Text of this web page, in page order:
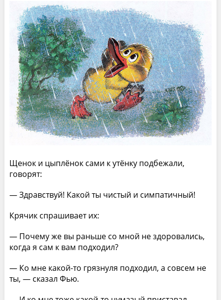
Щенок и цыплёнок сами к утёнку подбежали,
говорят:
— Здравствуй! Какой ты чистый и симпатичный!
Крячик спрашивает их:
— Почему же вы раньше со мной не здоровались,
когда я сам к вам подходил?
— Ко мне какой-то грязнуля подходил, а совсем не
ты, — сказал Фью.